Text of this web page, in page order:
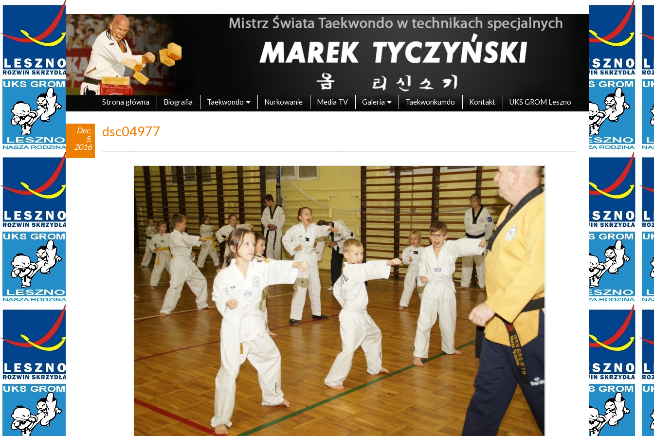
Marek Tyczyński – Mistrz Świata w Taekwondo
oficjalna strona UKS Grom Leszno
Strona główna Biografia Taekwondo Nurkowanie Media TV Galeria Taekwonkumdo Kontakt UKS GROM Leszno
dsc04977
Dec.
5,
2016